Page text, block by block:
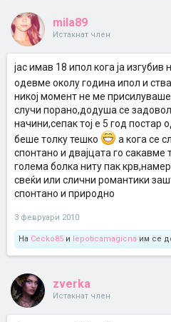
mila89
Истакнат член
јас имав 18 ипол кога ја
одевме околу година ипол и
никој момент не ме
случи порано,додуша се
начини,сепак тој е 5 год
беше толку тешко
а кога се
спонтано и двајцата го сакавме
голема болка ниту пак
свеќи или слични романтики
спонтано и природно
3 февруари 2010
На Cecko85 и lepoticamagicna им се
zverka
Истакнат член